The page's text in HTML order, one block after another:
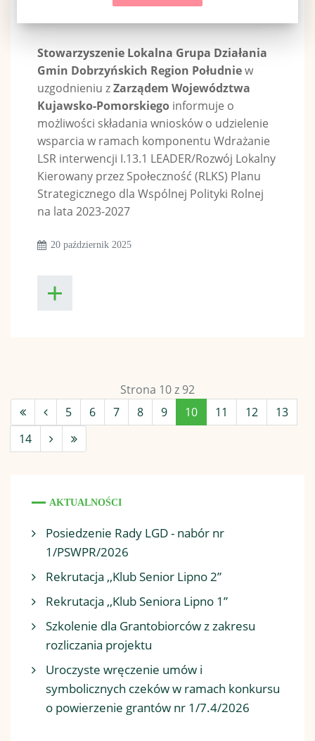
Stowarzyszenie Lokalna Grupa Działania
Gmin Dobrzyńskich Region Południew
uzgodnieniu zZarządem Województwa
Kujawsko-Pomorskiegoinformuje o
możliwości składania wniosków o udzielenie
wsparcia w ramach komponentu Wdrażanie
LSR interwencji I.13.1 LEADER/Rozwój Lokalny
Kierowany przez Społeczność (RLKS) Planu
Strategicznego dla Wspólnej Polityki Rolnej
na lata 2023-2027
20 październik 2025
5 6 7 8 9 10 11 12
13
14
Strona 10 z 92
AKTUALNOŚCI
Posiedzenie Rady LGD - nabór nr
1/PSWPR/2026
Rekrutacja ,,Klub Senior Lipno 2”
Rekrutacja ,,Klub Seniora Lipno 1”
Szkolenie dla Grantobiorców z zakresu
rozliczania projektu
Uroczyste wręczenie umów i
symbolicznych czeków w ramach konkursu
o powierzenie grantów nr 1/7.4/2026